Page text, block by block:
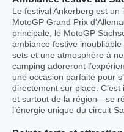
Le festival Ankerberg est
MotoGP Grand Prix
principale, le MotoGP
ambiance festive
sets et une atmosphère à
camping adoreront
une occasion parfaite pour
directement sur place.
et surtout de la région—se
l’énergie unique du circuit